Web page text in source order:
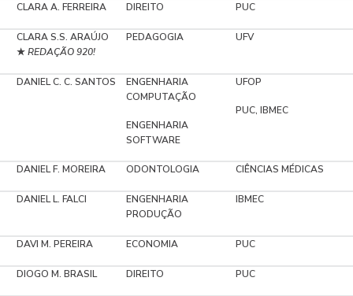
CLARA A. FERREIRA DIREITO PUC
CLARA S.S. ARAÚJO
★ REDAÇÃO 920!
PEDAGOGIA UFV
DANIEL C. C. SANTOS
ENGENHARIA
COMPUTAÇÃO
ENGENHARIA
SOFTWARE
UFOP
PUC, IBMEC
DANIEL F. MOREIRA ODONTOLOGIA CIÊNCIAS MÉDICAS
DANIEL L. FALCI
ENGENHARIA
PRODUÇÃO
IBMEC
DAVI M. PEREIRA ECONOMIA PUC
DIOGO M. BRASIL DIREITO PUC